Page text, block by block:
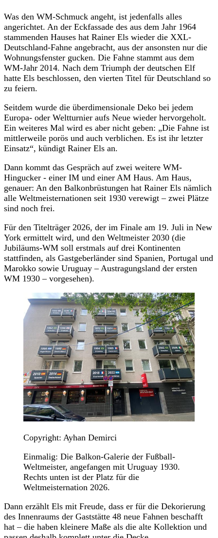
Was den WM-Schmuck angeht, ist jedenfalls alles
angerichtet. An der Eckfassade des aus dem Jahr 1964
stammenden Hauses hat Rainer Els wieder die XXL-
Deutschland-Fahne angebracht, aus der ansonsten nur die
Wohnungsfenster gucken. Die Fahne stammt aus dem
WM-Jahr 2014. Nach dem Triumph der deutschen Elf
hatte Els beschlossen, den vierten Titel für Deutschland so
zu feiern.
Seitdem wurde die überdimensionale Deko bei jedem
Europa- oder Weltturnier aufs Neue wieder hervorgeholt.
Ein weiteres Mal wird es aber nicht geben: „Die Fahne ist
mittlerweile porös und auch verblichen. Es ist ihr letzter
Einsatz“, kündigt Rainer Els an.
Dann kommt das Gespräch auf zwei weitere WM-
Hingucker - einer IM und einer AM Haus. Am Haus,
genauer: An den Balkonbrüstungen hat Rainer Els nämlich
alle Weltmeisternationen seit 1930 verewigt – zwei Plätze
sind noch frei.
Für den Titelträger 2026, der im Finale am 19. Juli in New
York ermittelt wird, und den Weltmeister 2030 (die
Jubiläums-WM soll erstmals auf drei Kontinenten
stattfinden, als Gastgeberländer sind Spanien, Portugal und
Marokko sowie Uruguay – Austragungsland der ersten
WM 1930 – vorgesehen).
Copyright: Ayhan Demirci
Einmalig: Die Balkon-Galerie der Fußball-
Weltmeister, angefangen mit Uruguay 1930.
Rechts unten ist der Platz für die
Weltmeisternation 2026.
Dann erzählt Els mit Freude, dass er für die Dekorierung
des Innenraums der Gaststätte 48 neue Fahnen beschafft
hat – die haben kleinere Maße als die alte Kollektion und